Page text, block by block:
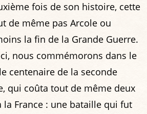
fois de son histoire, cette
de même pas Arcole ou
la fin de la Grande Guerre.
nous commémorons dans le
centenaire de la seconde
qui coûta tout de même deux
France : une bataille qui fut